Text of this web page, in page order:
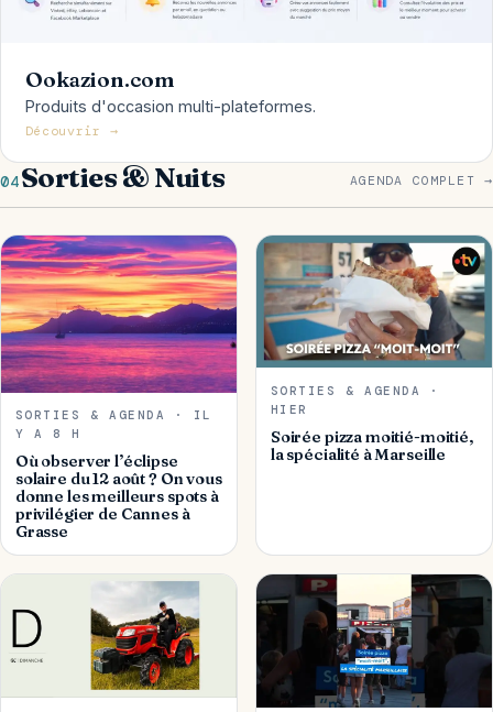
Ookazion.com
Produits d'occasion multi-plateformes.
Découvrir →
04Sorties & Nuits AGENDA COMPLET →
SORTIES & AGENDA · IL
Y A 8 H
Où observer l’éclipse
solaire du 12 août ? On vous
donne les meilleurs spots à
privilégier de Cannes à
Grasse
SORTIES & AGENDA ·
HIER
Soirée pizza moitié-moitié,
la spécialité à Marseille